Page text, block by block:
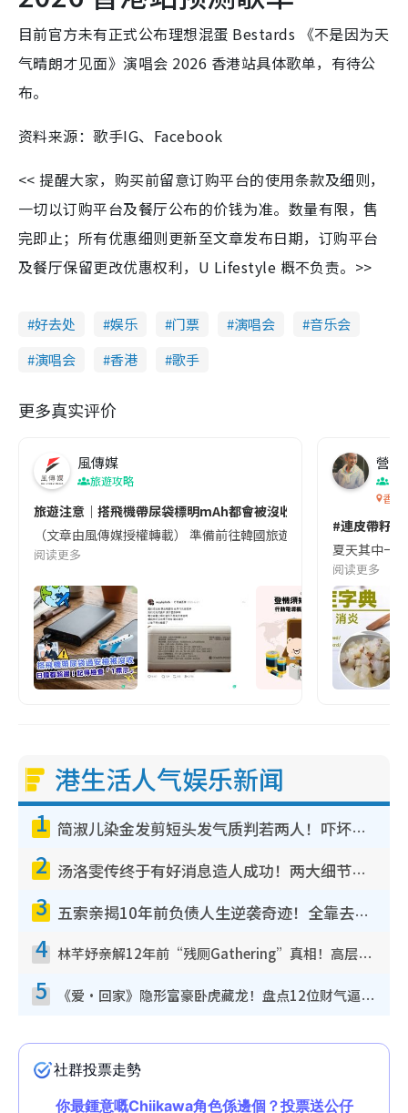
目前官方未有正式公布理想混蛋 Bestards 《不是因为天
气晴朗才见面》演唱会 2026 香港站具体歌单，有待公
布。
资料来源：歌手IG、Facebook
<< 提醒大家，购买前留意订购平台的使用条款及细则，
一切以订购平台及餐厅公布的价钱为准。数量有限，售
完即止；所有优惠细则更新至文章发布日期，订购平台
及餐厅保留更改优惠权利，U Lifestyle 概不负责。>>
好去处 娱乐 门票 演唱会
音乐会
演唱会
香港 歌手
更多真实评价
風傳媒
旅遊攻略
旅遊注意｜搭飛機帶尿袋標明mAh都會被沒收😱出發前切記檢查
（文章由風傳媒授權轉載） 準備前往韓國旅遊的民眾，近期要
阅读更多
營養
香港
#連皮帶籽
夏天其中一
阅读更多
港生活人气娱乐新闻
1 简淑儿染金发剪短头发气质判若两人！吓坏老公麦大力都认不出：“你做什么？”
2 汤洛雯传终于有好消息造人成功！两大细节曝孕味极浓引猜测：大肚婆先会咁！
3 五索亲揭10年前负债人生逆袭奇迹！全靠去一地方转运后即遇上马先生
4 林芊妤亲解12年前“残厕Gathering”真相！高层解约一句话重创尊严，至今拒返TVB
5 《爱·回家》隐形富豪卧虎藏龙！盘点12位财气逼人的有钱艺人：这位美女3亿身家不愁做